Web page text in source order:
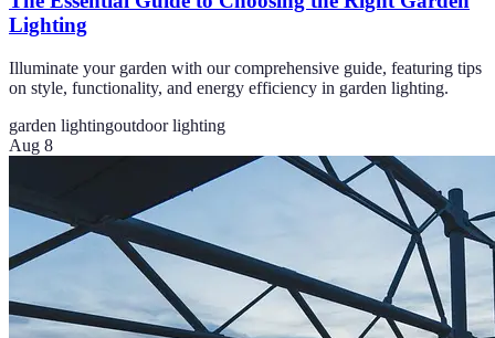
Lighting
Illuminate your garden with our comprehensive guide, featuring tips
on style, functionality, and energy efficiency in garden lighting.
garden lightingoutdoor lighting
Aug 8